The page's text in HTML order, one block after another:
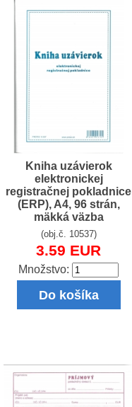
Kniha uzávierok
elektronickej
registračnej pokladnice
(ERP), A4, 96 strán,
mäkká väzba
(obj.č. 10537)
3.59 EUR
Množstvo:
Do košíka